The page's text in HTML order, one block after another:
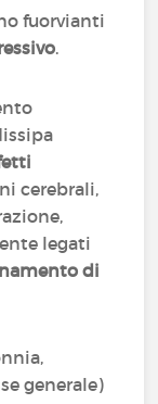
fuorvianti
.
cerebrali,
legati
di
generale)